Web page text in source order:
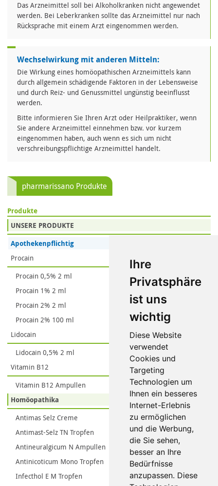
Ihre
Privatsphäre
ist uns
wichtig
Diese Website
verwendet
Cookies und
Targeting
Technologien um
Ihnen ein besseres
Internet-Erlebnis
zu ermöglichen
und die Werbung,
die Sie sehen,
besser an Ihre
Bedürfnisse
anzupassen. Diese
Das Arzneimittel soll bei Alkoholkranken nicht angewendet
werden. Bei Leberkranken sollte das Arzneimittel nur nach
Rücksprache mit einem Arzt eingenommen werden.
Wechselwirkung mit anderen Mitteln:
Die Wirkung eines homöopathischen Arzneimittels kann
durch allgemein schädigende Faktoren in der Lebensweise
und durch Reiz- und Genussmittel ungünstig beeinflusst
werden.
Bitte informieren Sie Ihren Arzt oder Heilpraktiker, wenn
Sie andere Arzneimittel einnehmen bzw. vor kurzem
eingenommen haben, auch wenn es sich um nicht
verschreibungspflichtige Arzneimittel handelt.
pharmarissano Produkte
Produkte
UNSERE PRODUKTE
Apothekenpflichtig
Procain
Procain 0,5% 2 ml
Procain 1% 2 ml
Procain 2% 2 ml
Procain 2% 100 ml
Lidocain
Lidocain 0,5% 2 ml
Vitamin B12
Vitamin B12 Ampullen
Homöopathika
Antimas Selz Creme
Antimast-Selz TN Tropfen
Antineuralgicum N Ampullen
Antinicoticum Mono Tropfen
Infecthol E M Tropfen